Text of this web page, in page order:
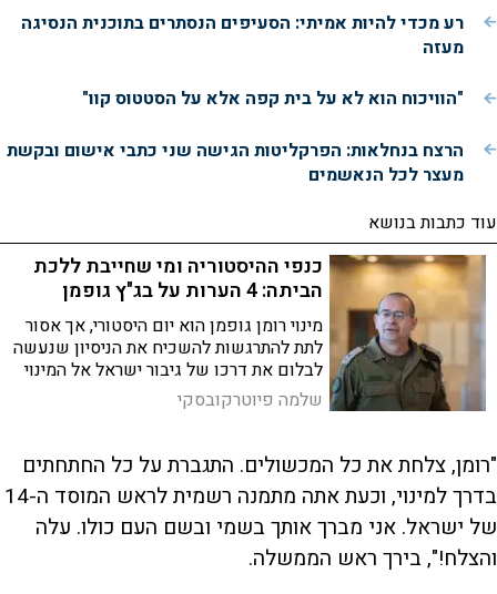
d
e
o
רע מכדי להיות אמיתי: הסעיפים הנסתרים בתוכנית הנסיגה
מעזה
"הוויכוח הוא לא על בית קפה אלא על הסטטוס קוו"
הרצח בנחלאות: הפרקליטות הגישה שני כתבי אישום ובקשת
מעצר לכל הנאשמים
עוד כתבות בנושא
כנפי ההיסטוריה ומי שחייבת ללכת
הביתה: 4 הערות על בג"ץ גופמן
מינוי רומן גופמן הוא יום היסטורי, אך אסור
לתת להתרגשות להשכיח את הניסיון שנעשה
לבלום את דרכו של גיבור ישראל אל המינוי
לראש המוסד. בדק בית כבר לא יספיק.
היועצת חייבת להניח את המפתחות
שלמה פיוטרקובסקי
"רומן, צלחת את כל המכשולים. התגברת על כל החתחתים
בדרך למינוי, וכעת אתה מתמנה רשמית לראש המוסד ה-14
של ישראל. אני מברך אותך בשמי ובשם העם כולו. עלה
והצלח!", בירך ראש הממשלה.